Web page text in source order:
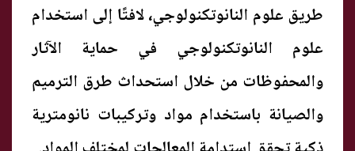
طريق علوم النانوتكنولوجي، لافتًا إلى استخدام
علوم النانوتكنولوجي في حماية الآثار
والمحفوظات من خلال استحداث طرق الترميم
والصيانة باستخدام مواد وتركيبات نانومترية